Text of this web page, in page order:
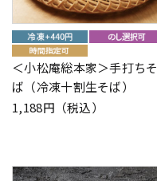
＜小松庵総本家＞手打ちそ
ば（冷凍十割生そば）
1,188円（税込）